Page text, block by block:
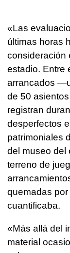
«Las
últimas horas
consideración
estadio. Entre
arrancados
de 50
registran
desperfectos
patrimoniales
del museo del
terreno de
quemadas
cuantificaba.
«Más allá del
material